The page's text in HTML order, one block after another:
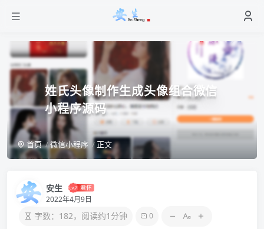
姓氏头像制作生成头像组合微信
小程序源码
首页 微信小程序 正文
安生
2022年4月9日
字数：182，阅读约1分钟 0